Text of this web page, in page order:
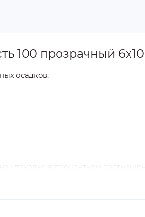
100 прозрачный 6х10
осадков.
упаковке в процентном
). Погрешность может